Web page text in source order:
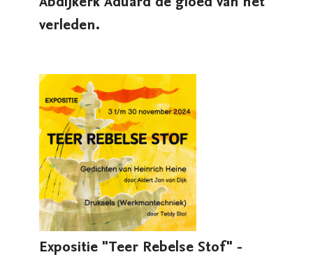
verleden.
Expositie "Teer Rebelse Stof" -